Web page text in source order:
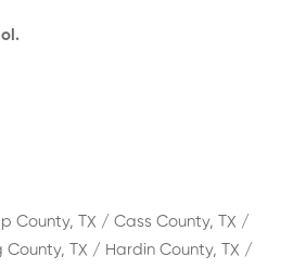
County, TX / Cass County, TX /
TX / Hardin County, TX /